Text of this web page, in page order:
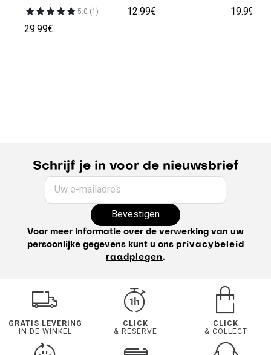
5.0 (1)
29.99€
12.99€
19.99€
Schrijf je in voor de nieuwsbrief
Uw e-mailadres
Bevestigen
Voor meer informatie over de verwerking van uw
persoonlijke gegevens kunt u ons privacybeleid
raadplegen.
GRATIS LEVERING
IN DE WINKEL
CLICK
& RESERVE
CLICK
& COLLECT